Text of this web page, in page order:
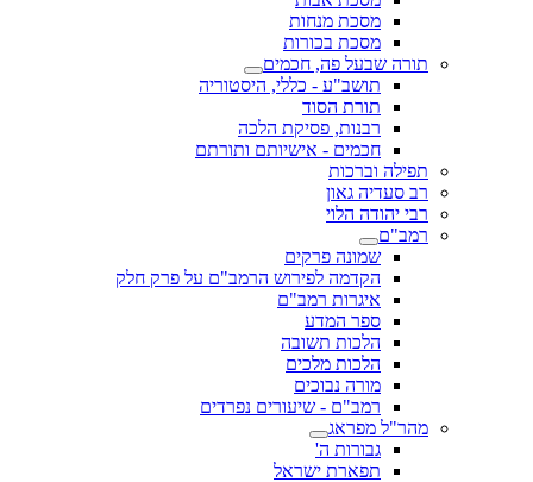
מסכת מנחות
מסכת בכורות
תורה שבעל פה, חכמים
תושב"ע - כללי, היסטוריה
תורת הסוד
רבנות, פסיקת הלכה
חכמים - אישיותם ותורתם
תפילה וברכות
רב סעדיה גאון
רבי יהודה הלוי
רמב"ם
שמונה פרקים
הקדמה לפירוש הרמב"ם על פרק חלק
איגרות רמב"ם
ספר המדע
הלכות תשובה
הלכות מלכים
מורה נבוכים
רמב"ם - שיעורים נפרדים
מהר"ל מפראג
גבורות ה'
תפארת ישראל